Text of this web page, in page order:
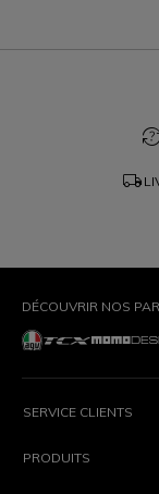
local_shipping
DÉCOUVRIR NOS
SERVICE CLIENTS
PRODUITS